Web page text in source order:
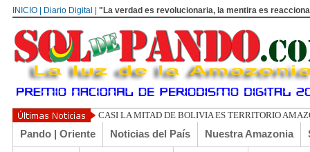
INICIO | Diario Digital | "La verdad es revolucionaria, la mentira es
CASI LA MITAD DE BOLIVIA ES TERRITORIO
Pando | Oriente Noticias del País Nuestra Amazonia